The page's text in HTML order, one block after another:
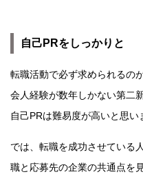
自己PRをしっかりと
転職活動で必ず求められるの
会人経験が数年しかない第二
自己PRは難易度が高いと思い
では、転職を成功させている
職と応募先の企業の共通点を